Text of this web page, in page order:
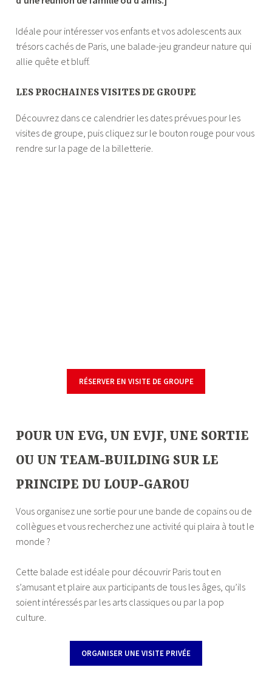
Idéale pour intéresser vos enfants et vos adolescents aux
trésors cachés de Paris, une balade-jeu grandeur nature qui
allie quête et bluff.
LES PROCHAINES VISITES DE GROUPE
Découvrez dans ce calendrier les dates prévues pour les
visites de groupe, puis cliquez sur le bouton rouge pour vous
rendre sur la page de la billetterie.
RÉSERVER EN VISITE DE GROUPE
POUR UN EVG, UN EVJF, UNE SORTIE
OU UN TEAM-BUILDING SUR LE
PRINCIPE DU LOUP-GAROU
Vous organisez une sortie pour une bande de copains ou de
collègues et vous recherchez une activité qui plaira à tout le
monde ?
Cette balade est idéale pour découvrir Paris tout en
s’amusant et plaire aux participants de tous les âges, qu’ils
soient intéressés par les arts classiques ou par la pop
culture.
ORGANISER UNE VISITE PRIVÉE